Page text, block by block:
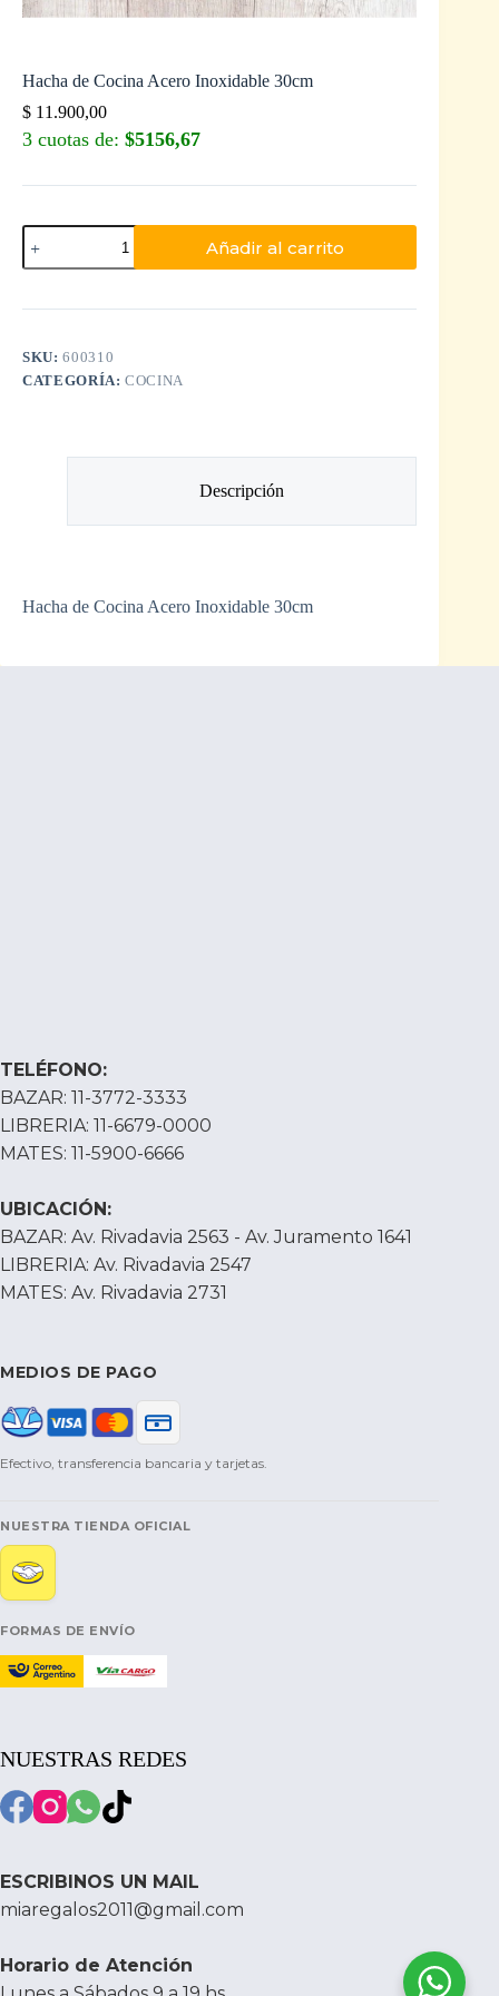
Hacha de Cocina Acero Inoxidable 30cm
$ 11.900,00
3 cuotas de: $5156,67
Añadir al carrito
SKU:600310
CATEGORÍA:COCINA
Descripción
Hacha de Cocina Acero Inoxidable 30cm
TELÉFONO:
BAZAR: 11-3772-3333
LIBRERIA: 11-6679-0000
MATES: 11-5900-6666
UBICACIÓN:
BAZAR: Av. Rivadavia 2563 - Av. Juramento 1641
LIBRERIA: Av. Rivadavia 2547
MATES: Av. Rivadavia 2731
MEDIOS DE PAGO
Efectivo, transferencia bancaria y tarjetas.
NUESTRA TIENDA OFICIAL
FORMAS DE ENVÍO
NUESTRAS REDES
ESCRIBINOS UN MAIL
miaregalos2011@gmail.com
Horario de Atención